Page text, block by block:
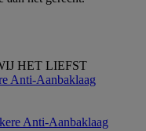
HET LIEFST
Anti-Aanbaklaag